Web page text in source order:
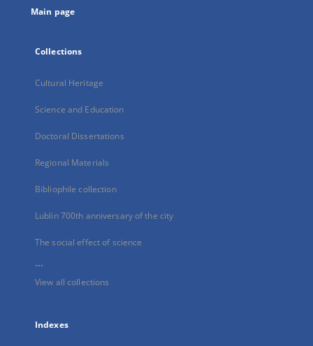
Main page
Collections
Cultural Heritage
Science and Education
Doctoral Dissertations
Regional Materials
Bibliophile collection
Lublin 700th anniversary of the city
The social effect of science
...
View all collections
Indexes